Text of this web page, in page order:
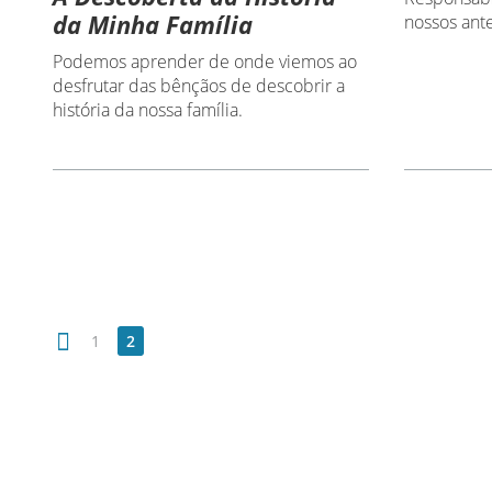
da Minha Família
Podemos aprender de onde viemos ao
desfrutar das bênçãos de descobrir a
história da nossa família.
nossos
1 2